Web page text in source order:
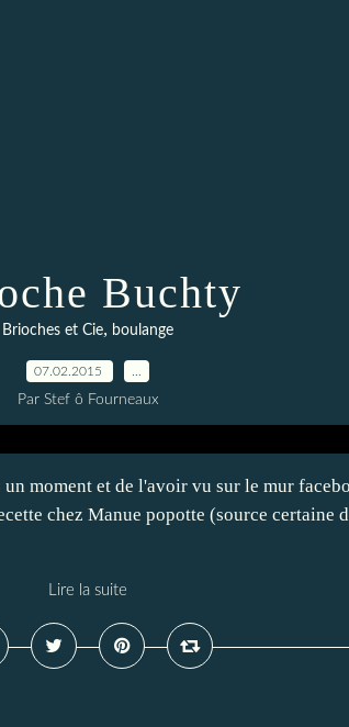
Buchty
Brioches et Cie, boulange
07.02.2015
Par Stef ô Fourneaux
moment et de l'avoir vu sur le mur
chez Manue popotte (source certaine
Lire la suite